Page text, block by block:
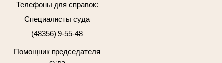
Телефоны для справок:
Специалисты суда
(48356) 9-55-48
Помощник председателя